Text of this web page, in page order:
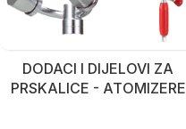
DODACI I DIJELOVI ZA
PRSKALICE - ATOMIZERE